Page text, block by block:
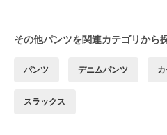
その他パンツを関連カテゴリから
パンツ デニムパンツ
スラックス